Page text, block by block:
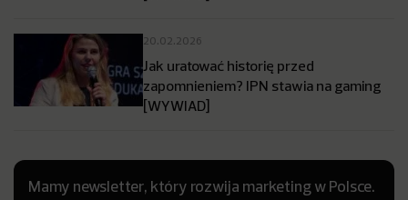
20.02.2026
Jak uratować historię przed
zapomnieniem? IPN stawia na gaming
[WYWIAD]
Mamy newsletter, który rozwija marketing w Polsce.